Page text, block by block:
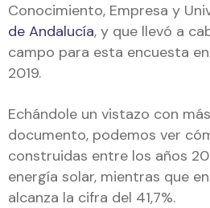
Conocimiento, Empresa y
de Andalucía, y que llevó a
campo para esta encuesta
2019.
Echándole un vistazo con
documento, podemos ver
construidas entre los años
energía solar, mientras que
alcanza la cifra del 41,7%.